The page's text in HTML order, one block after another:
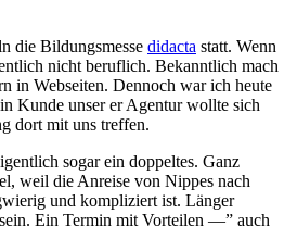
die Bildungsmesse didacta statt. Wenn
nicht beruflich. Bekanntlich mach
in Webseiten. Dennoch war ich heute
Kunde unser er Agentur wollte sich
dort mit uns treffen.
sogar ein doppeltes. Ganz
weil die Anreise von Nippes nach
und kompliziert ist. Länger
Ein Termin mit Vorteilen —” auch